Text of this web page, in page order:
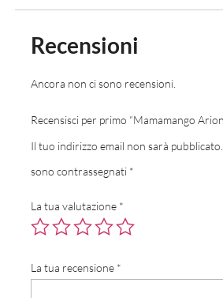
Recensioni
Ancora non ci sono recensioni.
Recensisci per primo “Mamamango
Il tuo indirizzo email non sarà pubblicato.
sono contrassegnati *
La tua valutazione *
La tua recensione *